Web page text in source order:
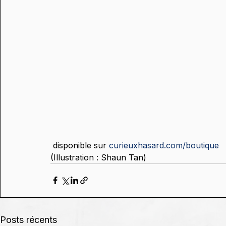
disponible sur curieuxhasard.com/boutique
(Illustration : Shaun Tan)
Posts récents